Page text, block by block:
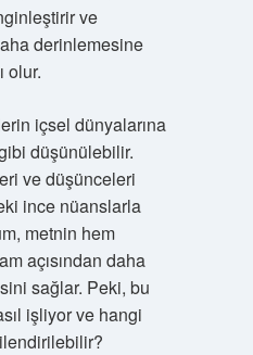
ve
derinlemesine
olur.
içsel dünyalarına
düşünülebilir.
ve düşünceleri
ince nüanslarla
metnin hem
açısından daha
sağlar. Peki, bu
işliyor ve hangi